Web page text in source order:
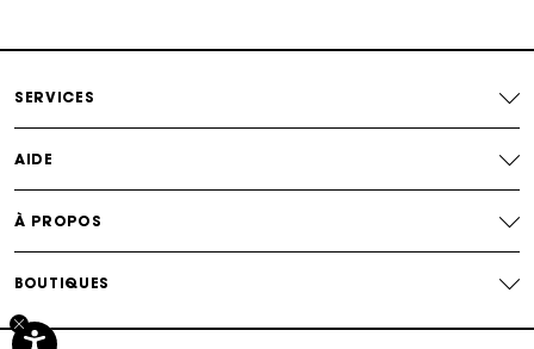
SERVICES
AIDE
À PROPOS
BOUTIQUES